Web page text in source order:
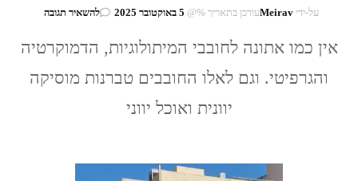
על-ידי Meiravעודכן בתאריך %@ 5 באוקטובר 2025 להשאיר תגובהבנושא
–
הולדתן
אין כמו אתונה לחובבי המיתולוגיות, הדמוקרטיה
והגרפיטי. וגם לאלו החובבים טברנות מוסיקה
יוונית ואוכל יווני